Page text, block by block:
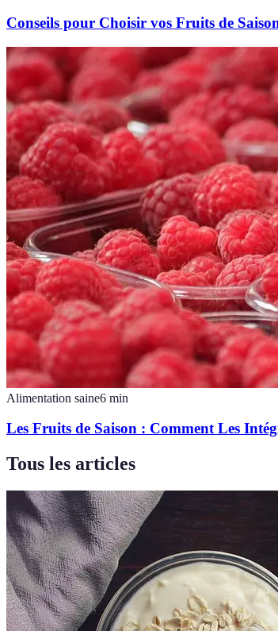
Conseils pour Choisir vos Fruits de
Alimentation saine6 min
Les Fruits de Saison : Comment Les
Tous les articles